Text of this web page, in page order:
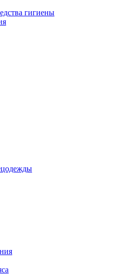
гигиены